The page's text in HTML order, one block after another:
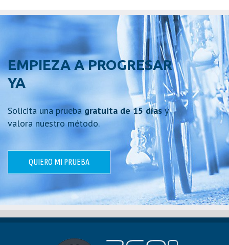
EMPIEZA A PROGRESAR
YA
Solicita una prueba gratuita de 15 díasy
valora nuestro método.
QUIERO MI PRUEBA